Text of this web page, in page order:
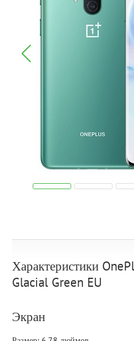
Характеристики
Glacial Green EU
Экран